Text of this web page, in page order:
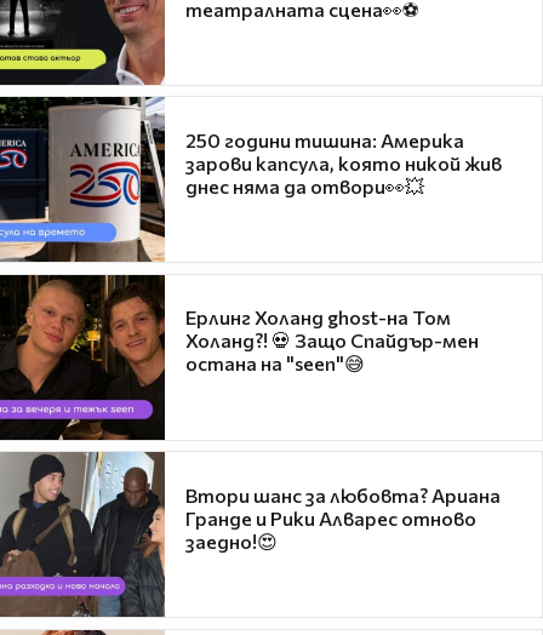
театралната сцена👀⚽
250 години тишина: Америка
зарови капсула, която никой жив
днес няма да отвори👀💥
Ерлинг Холанд ghost-на Том
Холанд?! 💀 Защо Спайдър-мен
остана на "seen"😅
Втори шанс за любовта? Ариана
Гранде и Рики Алварес отново
заедно!😍